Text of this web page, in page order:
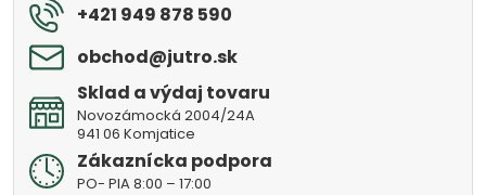
+421 949 878 590
obchod​@jutro​.sk
Sklad a výdaj tovaru
Novozámocká 2004/24A
941 06 Komjatice
Zákaznícka podpora
PO- PIA 8:00 – 17:00